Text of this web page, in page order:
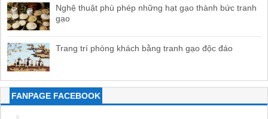
Nghệ thuật phù phép những hạt gạo thành bức tranh
gạo
Trang trí phòng khách bằng tranh gạo độc đáo
FANPAGE FACEBOOK